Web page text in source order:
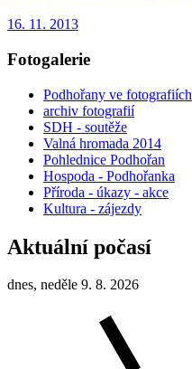
16. 11. 2013
Fotogalerie
Podhořany ve fotografiích
archiv fotografií
SDH - soutěže
Valná hromada 2014
Pohlednice Podhořan
Hospoda - Podhořanka
Příroda - úkazy - akce
Kultura - zájezdy
Aktuální počasí
dnes, neděle 9. 8. 2026